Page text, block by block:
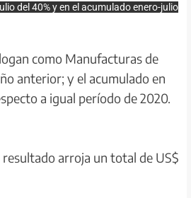
del 40% y en el acumulado enero-julio
como Manufacturas de
anterior; y el acumulado en
a igual período de 2020.
arroja un total de US$